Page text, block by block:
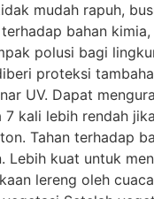
mudah rapuh,
bahan
polusi bagi
proteksi
UV. Dapat
7 kali lebih rendah
Tahan terhadap
Lebih kuat untuk
lereng oleh